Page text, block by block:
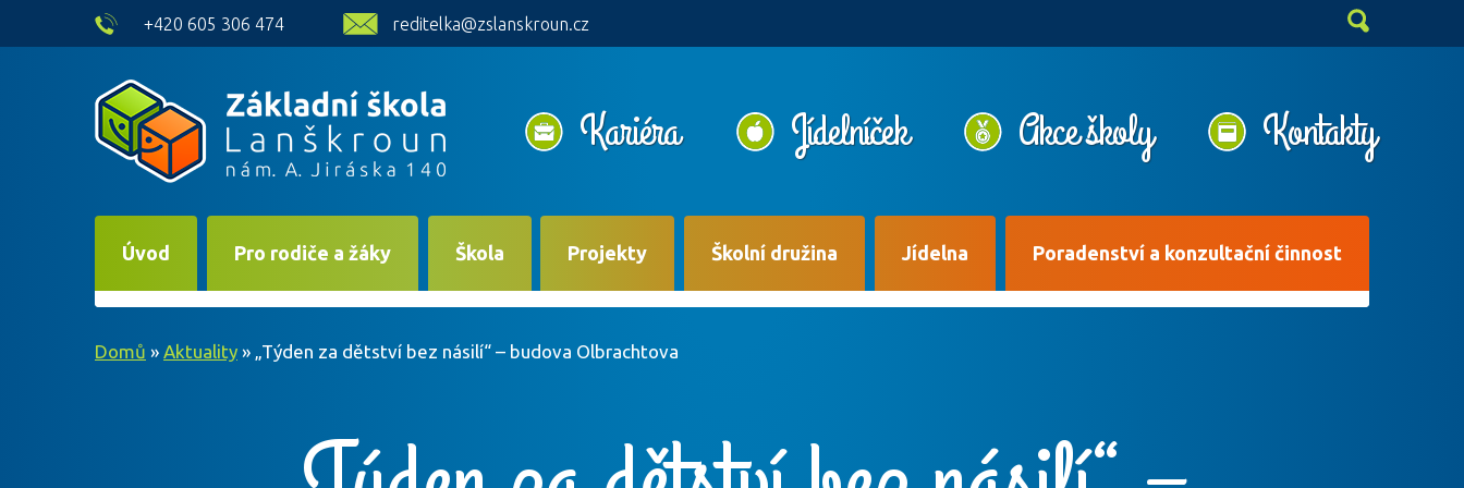
skip to main content
+420 605 306 474 reditelka@zslanskroun.cz
Kariéra Jídelníček Akce školy Kontakty
Úvod Pro rodiče a žáky Škola Projekty Školní družina Jídelna Poradenství a konzultační činnost
Domů » Aktuality » „Týden za dětství bez násilí“ – budova Olbrachtova